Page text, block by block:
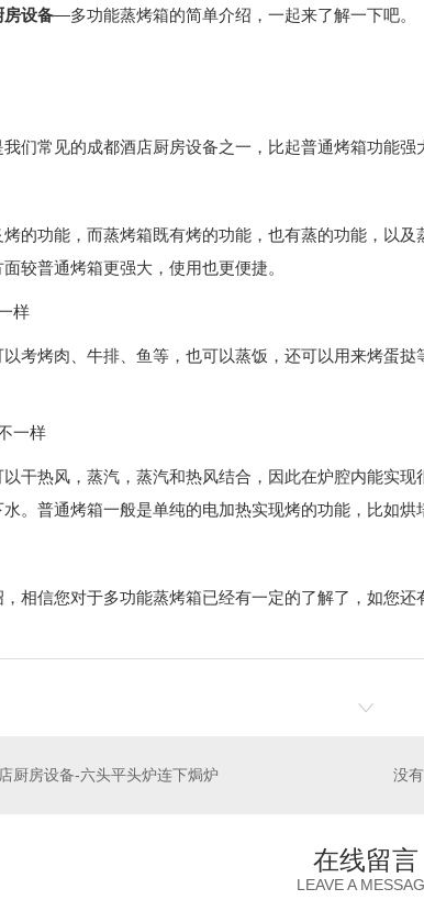
成都商用厨房设备-四头电磁煲仔炉
成都商用厨房设备-嵌入式凹面电磁炉
成都商用厨房设备-手动可倾式电热汤锅
房设备—多功能蒸烤箱的简单介绍，一起来了解一下吧。
们常见的成都酒店厨房设备之一，比起普通烤箱功能强
的功能，而蒸烤箱既有烤的功能，也有蒸的功能，以
较普通烤箱更强大，使用也更便捷。
样
考烤肉、牛排、鱼等，也可以蒸饭，还可以用来烤蛋
一样
干热风，蒸汽，蒸汽和热风结合，因此在炉腔内能实
。普通烤箱一般是单纯的电加热实现烤的功能，比如烘
相信您对于多功能蒸烤箱已经有一定的了解了，如您还
厨房设备-六头平头炉连下焗炉 没
在线留言
LEAVE A